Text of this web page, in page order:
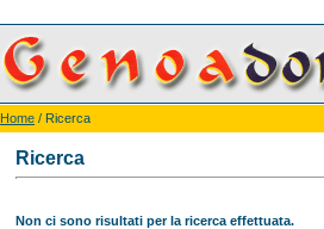
Home / Ricerca
Ricerca
Non ci sono risultati per la ricerca effettuata.